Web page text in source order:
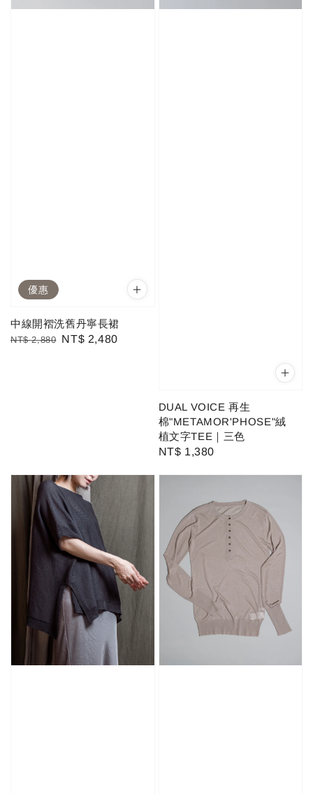
優惠
中線開褶洗舊丹寧長裙
Regular
NT$ 2,880 Sale
NT$ 2,480
DUAL VOICE 再生
棉"METAMOR'PHOSE"絨
植文字TEE｜三色
Regular
NT$ 1,380